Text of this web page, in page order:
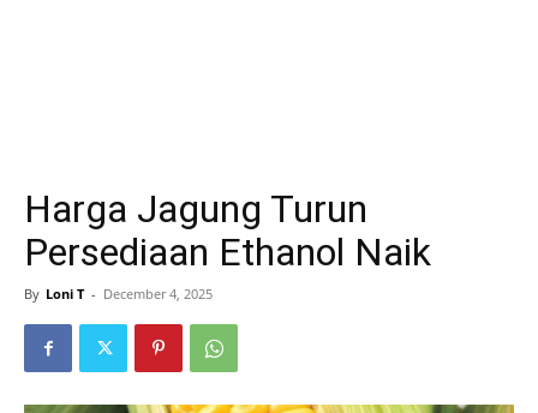
Harga Jagung Turun
Persediaan Ethanol Naik
By Loni T - December 4, 2025